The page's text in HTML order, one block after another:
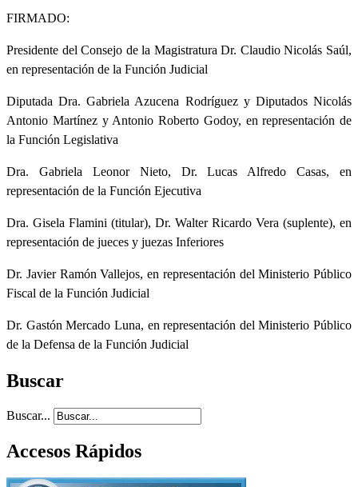
FIRMADO:
Presidente del Consejo de la Magistratura Dr. Claudio Nicolás Saúl,
en representación de la Función Judicial
Diputada Dra. Gabriela Azucena Rodríguez y Diputados Nicolás
Antonio Martínez y Antonio Roberto Godoy, en representación de
la Función Legislativa
Dra. Gabriela Leonor Nieto, Dr. Lucas Alfredo Casas, en
representación de la Función Ejecutiva
Dra. Gisela Flamini (titular), Dr. Walter Ricardo Vera (suplente), en
representación de jueces y juezas Inferiores
Dr. Javier Ramón Vallejos, en representación del Ministerio Público
Fiscal de la Función Judicial
Dr. Gastón Mercado Luna, en representación del Ministerio Público
de la Defensa de la Función Judicial
Buscar
Buscar...
Accesos Rápidos